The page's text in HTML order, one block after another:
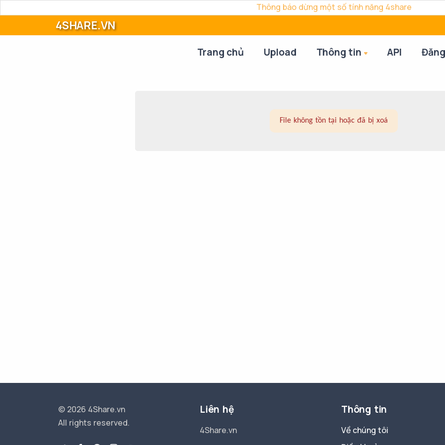
Thông báo dừng một số tính năng 4share
4SHARE.VN
Trang chủ Upload Thông tin API
File không tồn tại hoặc đã bị xoá
© 2026 4Share.vn
All rights reserved.
Liên hệ
4Share.vn
Thông tin
Về chúng tôi